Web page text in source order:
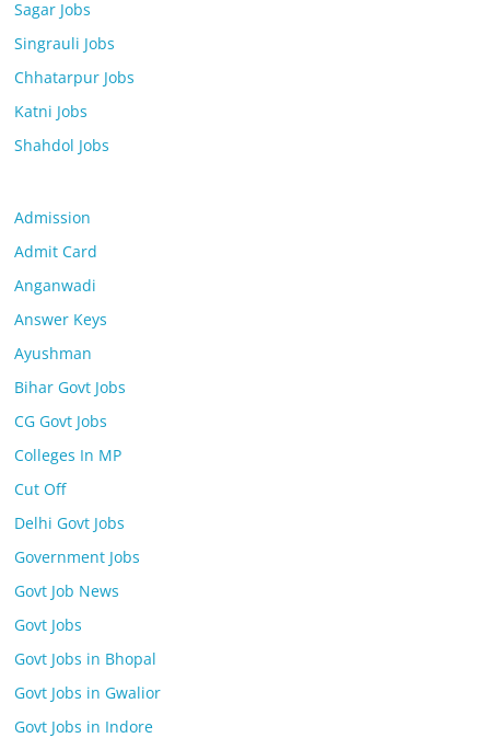
Sagar Jobs
Singrauli Jobs
Chhatarpur Jobs
Katni Jobs
Shahdol Jobs
Admission
Admit Card
Anganwadi
Answer Keys
Ayushman
Bihar Govt Jobs
CG Govt Jobs
Colleges In MP
Cut Off
Delhi Govt Jobs
Government Jobs
Govt Job News
Govt Jobs
Govt Jobs in Bhopal
Govt Jobs in Gwalior
Govt Jobs in Indore